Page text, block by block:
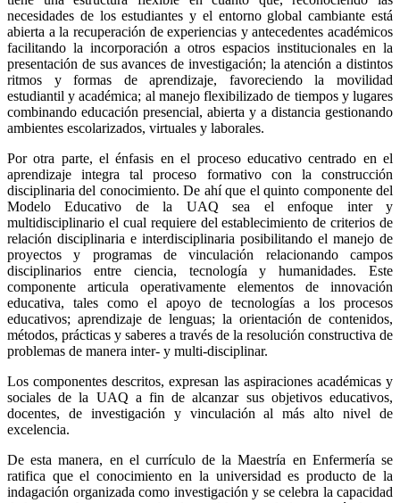
necesidades de los estudiantes y el entorno global cambiante está
abierta a la recuperación de experiencias y antecedentes académicos
facilitando la incorporación a otros espacios institucionales en la
presentación de sus avances de investigación; la atención a distintos
ritmos y formas de aprendizaje, favoreciendo la movilidad
estudiantil y académica; al manejo flexibilizado de tiempos y lugares
combinando educación presencial, abierta y a distancia gestionando
ambientes escolarizados, virtuales y laborales.
Por otra parte, el énfasis en el proceso educativo centrado en el
aprendizaje integra tal proceso formativo con la construcción
disciplinaria del conocimiento. De ahí que el quinto componente del
Modelo Educativo de la UAQ sea el enfoque inter y
multidisciplinario el cual requiere del establecimiento de criterios de
relación disciplinaria e interdisciplinaria posibilitando el manejo de
proyectos y programas de vinculación relacionando campos
disciplinarios entre ciencia, tecnología y humanidades. Este
componente articula operativamente elementos de innovación
educativa, tales como el apoyo de tecnologías a los procesos
educativos; aprendizaje de lenguas; la orientación de contenidos,
métodos, prácticas y saberes a través de la resolución constructiva de
problemas de manera inter- y multi-disciplinar.
Los componentes descritos, expresan las aspiraciones académicas y
sociales de la UAQ a fin de alcanzar sus objetivos educativos,
docentes, de investigación y vinculación al más alto nivel de
excelencia.
De esta manera, en el currículo de la Maestría en Enfermería se
ratifica que el conocimiento en la universidad es producto de la
indagación organizada como investigación y se celebra la capacidad